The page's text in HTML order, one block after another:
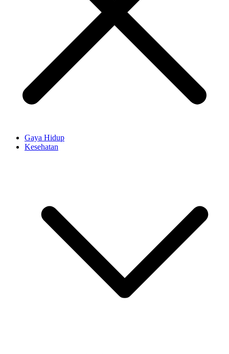
Gaya Hidup
Kesehatan